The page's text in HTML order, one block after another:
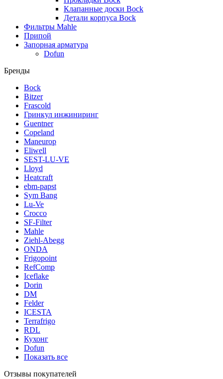
Клапанные доски Bock
Детали корпуса Bock
Фильтры Mahle
Припой
Запорная арматура
Dofun
Бренды
Bock
Bitzer
Frascold
Гринкул инжиниринг
Guentner
Copeland
Maneurop
Eliwell
SEST-LU-VE
Lloyd
Heatcraft
ebm-papst
Sym Bang
Lu-Ve
Crocco
SF-Filter
Mahle
Ziehl-Abegg
ONDA
Frigopoint
RefComp
Iceflake
Dorin
DM
Felder
ICESTA
Terrafrigo
RDL
Кухонг
Dofun
Показать все
Отзывы покупателей